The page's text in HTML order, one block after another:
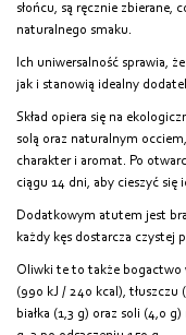
słońcu, są ręcznie zbierane,
naturalnego smaku.
Ich uniwersalność sprawia,
jak i stanowią idealny
Skład opiera się na
solą oraz naturalnym
charakter i aromat. Po
ciągu 14 dni, aby cieszyć się
Dodatkowym atutem jest
każdy kęs dostarcza czystej
Oliwki te to także bogactwo
(990 kJ / 240 kcal), tłuszczu
białka (1,3 g) oraz soli (4,0